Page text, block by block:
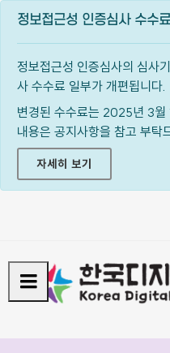
정보접근성 인증심사 수수
정보접근성 인증심사의 심사
사 수수료 일부가 개편됩니다.
변경된 수수료는 2025년 3월
내용은 공지사항을 참고 부탁
자세히 보기